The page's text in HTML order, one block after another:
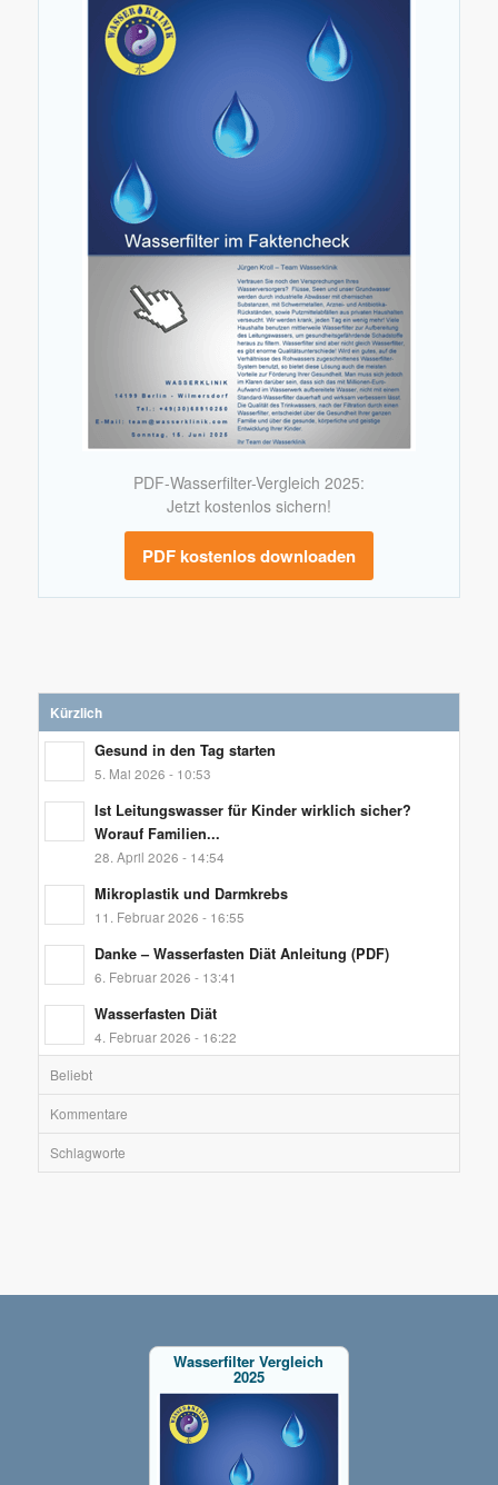
PDF-Wasserfilter-Vergleich 2025:
Jetzt kostenlos sichern!
PDF kostenlos downloaden
Kürzlich
Gesund in den Tag starten
5. Mai 2026 - 10:53
Ist Leitungswasser für Kinder wirklich sicher?
Worauf Familien...
28. April 2026 - 14:54
Mikroplastik und Darmkrebs
11. Februar 2026 - 16:55
Danke – Wasserfasten Diät Anleitung (PDF)
6. Februar 2026 - 13:41
Wasserfasten Diät
4. Februar 2026 - 16:22
Beliebt
Kommentare
Schlagworte
Wasserfilter Vergleich
2025